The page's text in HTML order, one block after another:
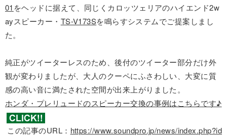
01 をヘッドに据えて、同じくカロッツェリアのハイエンド2w
ayスピーカー・ TS-V173Sを鳴らすシステムでご提案しまし
た。
純正がツイーターレスのため、後付のツイーター部分だけ外
観が変わりましたが、大人のクーペにふさわしい、大変に質
感の高い音に満たされた空間が出来上がりました。
ホンダ・プレリュードのスピーカー交換の事例はこちらです♪
この記事のURL： https://www.soundpro.jp/news/index.php?id